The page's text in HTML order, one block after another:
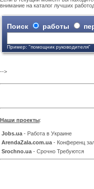
внимание на каталог лучших
Поиск работы
Пример: "помощник руководителя"
-->
Наши проекты:
Jobs.ua - Работа в Украине
ArendaZala.com.ua - Конференц
Srochno.ua - Срочно Требуются